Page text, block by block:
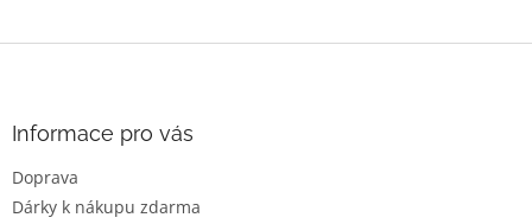
Informace pro vás
Doprava
Dárky k nákupu zdarma